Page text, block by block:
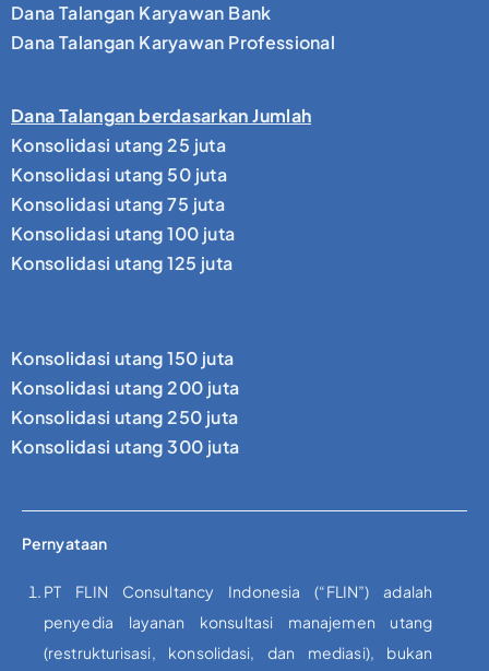
Dana Talangan Karyawan Bank
Dana Talangan Karyawan Professional
Dana Talangan berdasarkan Jumlah
Konsolidasi utang 25 juta
Konsolidasi utang 50 juta
Konsolidasi utang 75 juta
Konsolidasi utang 100 juta
Konsolidasi utang 125 juta
Konsolidasi utang 150 juta
Konsolidasi utang 200 juta
Konsolidasi utang 250 juta
Konsolidasi utang 300 juta
Pernyataan
PT FLIN Consultancy Indonesia (“FLIN”) adalah
penyedia layanan konsultasi manajemen utang
(restrukturisasi, konsolidasi, dan mediasi), bukan